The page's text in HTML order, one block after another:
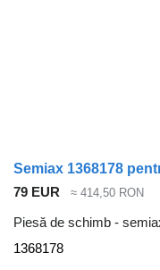
Semiax 1368178
79 EUR
≈ 414,50 RON
Piesă de schimb -
1368178